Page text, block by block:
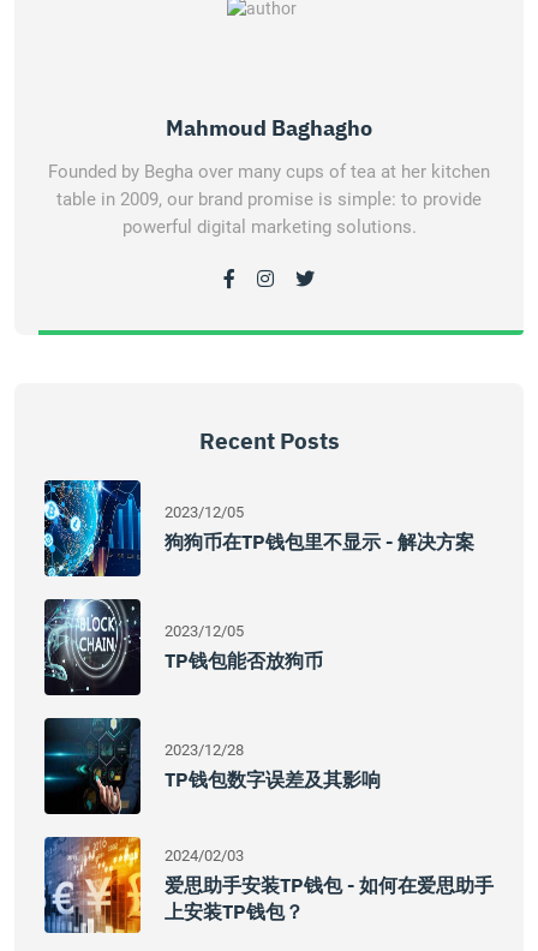
Mahmoud Baghagho
Founded by Begha over many cups of tea at her kitchen
table in 2009, our brand promise is simple: to provide
powerful digital marketing solutions.
Recent Posts
2023/12/05
狗狗币在TP钱包里不显示 - 解决方案
2023/12/05
TP钱包能否放狗币
2023/12/28
TP钱包数字误差及其影响
2024/02/03
爱思助手安装TP钱包 - 如何在爱思助手
上安装TP钱包？